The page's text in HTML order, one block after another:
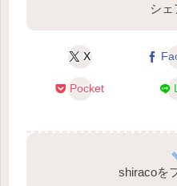
シェ
X
Pocket
shiracoを